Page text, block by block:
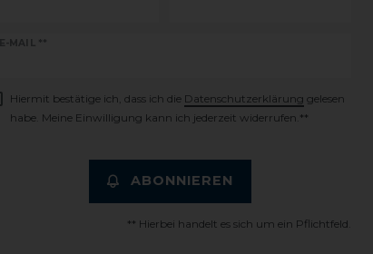
E-MAIL **
Hiermit bestätige ich, dass ich die Daten­schutz­erklärung gelesen
habe. Meine Einwilligung kann ich jederzeit widerrufen.**
ABONNIEREN
** Hierbei handelt es sich um ein Pflichtfeld.